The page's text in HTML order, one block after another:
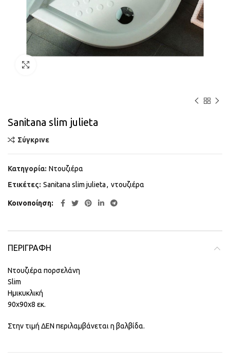
Sanitana slim julieta
Σύγκρινε
Κατηγορία: Ντουζιέρα
Ετικέτες: Sanitana slim julieta, ντουζιέρα
Κοινοποίηση
ΠΕΡΙΓΡΑΦΉ
Ντουζιέρα πορσελάνη
Slim
Ημικυκλική
90x90x8 εκ.
Στην τιμή ΔΕΝ περιλαμβάνεται η βαλβίδα.